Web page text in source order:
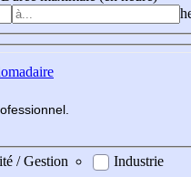
fessionnel
/ Gestion
Industrie